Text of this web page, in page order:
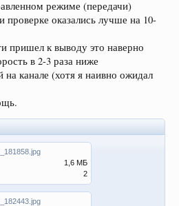
режиме (передачи)
проверке оказались лучше на 10-
пришел к выводу это наверно
в 2-3 раза ниже
на канале (хотя я наивно ожидал
1,6 МБ
2